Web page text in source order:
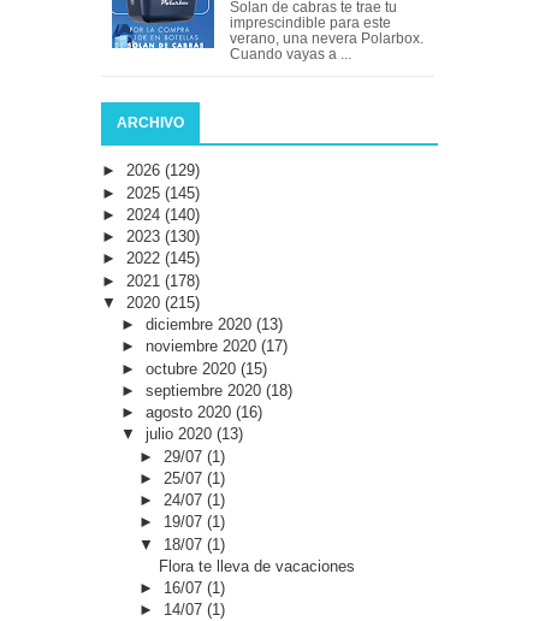
Solan de cabras te trae tu
imprescindible para este
verano, una nevera Polarbox.
Cuando vayas a ...
ARCHIVO
► 2026 (129)
► 2025 (145)
► 2024 (140)
► 2023 (130)
► 2022 (145)
► 2021 (178)
▼ 2020 (215)
► diciembre 2020 (13)
► noviembre 2020 (17)
► octubre 2020 (15)
► septiembre 2020 (18)
► agosto 2020 (16)
▼ julio 2020 (13)
► 29/07(1)
► 25/07(1)
►24/07(1)
► 19/07(1)
▼ 18/07(1)
Flora te lleva de vacaciones
► 16/07(1)
► 14/07(1)